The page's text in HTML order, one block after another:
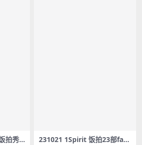
拍秀5
231021 1Spirit 饭拍23部fanc